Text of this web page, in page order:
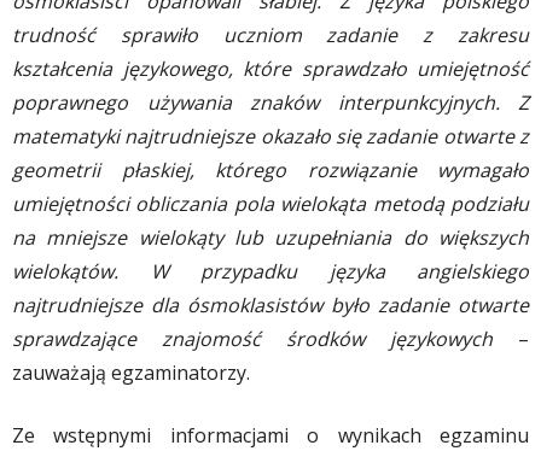
trudność sprawiło uczniom zadanie z zakresu
kształcenia językowego, które sprawdzało umiejętność
poprawnego używania znaków interpunkcyjnych. Z
matematyki najtrudniejsze okazało się zadanie otwarte z
geometrii płaskiej, którego rozwiązanie wymagało
umiejętności obliczania pola wielokąta metodą podziału
na mniejsze wielokąty lub uzupełniania do większych
wielokątów. W przypadku języka angielskiego
najtrudniejsze dla ósmoklasistów było zadanie otwarte
sprawdzające znajomość środków językowych –
zauważają egzaminatorzy.
Ze wstępnymi informacjami o wynikach egzaminu